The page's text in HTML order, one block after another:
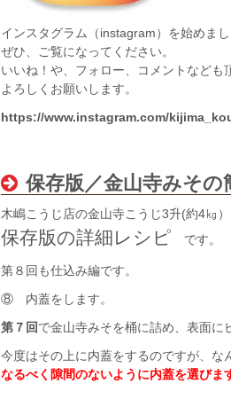
インスタグラム（instagram）を始めまし
ぜひ、ご覧になってください。
いいね！や、フォロー、コメントなども
よろしくお願いします。
https://www.instagram.com/
保存版／金山寺みそ
木嶋こうじ店の金山寺こうじ3升(約4㎏
保存版の詳細レシピ です。
第８回も仕込み編です。
⑧ 内蓋をします。
第７回で金山寺みそを桶に詰め、表面に
今度はその上に内蓋をするのですが、な
なるべく隙間のないように内蓋を選びま